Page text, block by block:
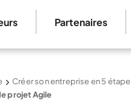
Partenaires
Créer son entreprise en 5
projet Agile